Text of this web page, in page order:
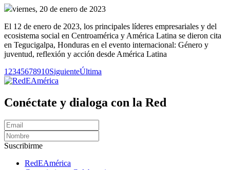
viernes, 20 de enero de 2023
El 12 de enero de 2023, los principales líderes empresariales y del
ecosistema social en Centroamérica y América Latina se dieron cita
en Tegucigalpa, Honduras en el evento internacional: Género y
juventud, reflexión y acción desde América Latina
1 2345678910SiguienteÚltima
Conéctate y dialoga con la Red
Suscribirme
RedEAmérica